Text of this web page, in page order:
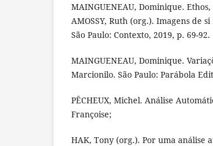
MAINGUENEAU, Dominique.
AMOSSY, Ruth (org.). Imagens de
São Paulo: Contexto, 2019, p. 69-92.
MAINGUENEAU, Dominique.
Marcionilo. São Paulo: Parábola
PÊCHEUX, Michel. Análise
Françoise;
HAK, Tony (org.). Por uma análise